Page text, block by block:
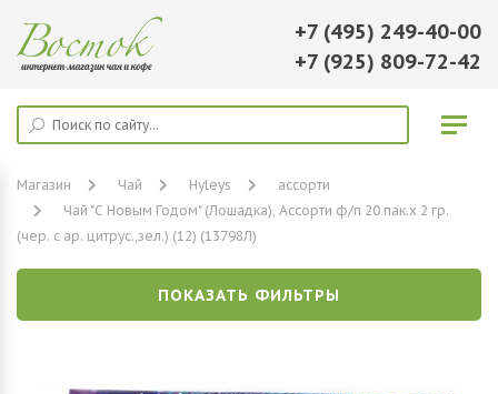
+7 (495) 249-40-00
+7 (925) 809-72-42
Магазин Чай Hyleys
ассорти
Чай "С Новым Годом" (Лошадка), Ассорти ф/п 20 пак.х 2 гр.
(чер. с ар. цитрус.,зел.) (12) (13798Л)
ПОКАЗАТЬ ФИЛЬТРЫ